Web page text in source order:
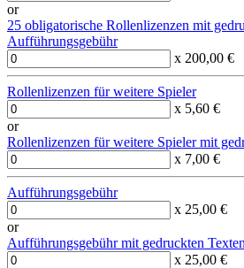
or
25 obligatorische Rollenlizenzen mit
Aufführungsgebühr
x 200,00 €
Rollenlizenzen für weitere Spieler
x 5,60 €
or
Rollenlizenzen für weitere Spieler mit
x 7,00 €
Aufführungsgebühr
x 25,00 €
or
Aufführungsgebühr mit gedruckten Texten
x 25,00 €